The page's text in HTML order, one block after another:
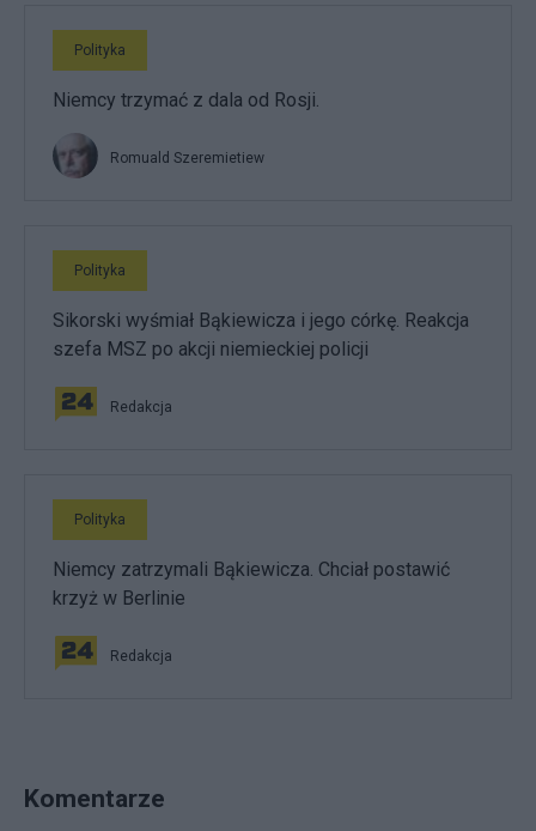
Polityka
Niemcy trzymać z dala od Rosji.
Romuald Szeremietiew
Polityka
Sikorski wyśmiał Bąkiewicza i jego córkę. Reakcja
szefa MSZ po akcji niemieckiej policji
Redakcja
Polityka
Niemcy zatrzymali Bąkiewicza. Chciał postawić
krzyż w Berlinie
Redakcja
Komentarze